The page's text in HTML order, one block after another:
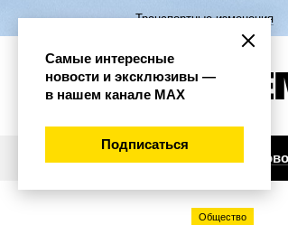
Транспортные изменения
Общество
Самые интересные
новости и эксклюзивы —
в нашем канале МАХ
Подписаться